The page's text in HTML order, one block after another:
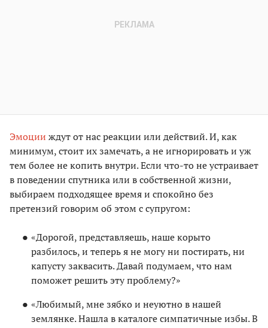
Эмоции ждут от нас реакции или действий. И, как
минимум, стоит их замечать, а не игнорировать и уж
тем более не копить внутри. Если что-то не устраивает
в поведении спутника или в собственной жизни,
выбираем подходящее время и спокойно без
претензий говорим об этом с супругом:
«Дорогой, представляешь, наше корыто
разбилось, и теперь я не могу ни постирать, ни
капусту заквасить. Давай подумаем, что нам
поможет решить эту проблему?»
«Любимый, мне зябко и неуютно в нашей
землянке. Нашла в каталоге симпатичные избы. В